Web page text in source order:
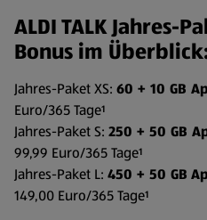
ALDI TALK Jahres-
Bonus im
Jahres-Paket XS: 60 + 10 GB
Euro/365 Tage¹
Jahres-Paket S: 250 + 50 GB
99,99 Euro/365 Tage¹
Jahres-Paket L: 450 + 50 GB
149,00 Euro/365 Tage¹